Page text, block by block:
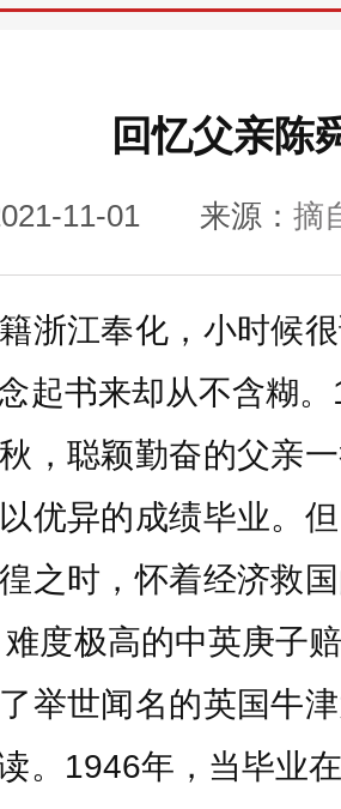
回忆父亲陈
11-01 来源： 摘
江奉化，小时候很
起书来却从不含糊
，聪颖勤奋的父亲
优异的成绩毕业。
之时，怀着经济救
难度极高的中英庚子
举世闻名的英国牛
。1946年，当毕业